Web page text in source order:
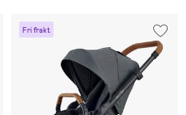
Fri frakt